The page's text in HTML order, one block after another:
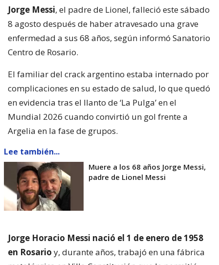
Jorge Messi, el padre de Lionel, falleció este sábado
8 agosto después de haber atravesado una grave
enfermedad a sus 68 años, según informó Sanatorio
Centro de Rosario.
El familiar del crack argentino estaba internado por
complicaciones en su estado de salud, lo que quedó
en evidencia tras el llanto de ‘La Pulga’ en el
Mundial 2026 cuando convirtió un gol frente a
Argelia en la fase de grupos.
Lee también...
Muere a los 68 años Jorge Messi,
padre de Lionel Messi
Jorge Horacio Messi nació el 1 de enero de 1958
en Rosario y, durante años, trabajó en una fábrica